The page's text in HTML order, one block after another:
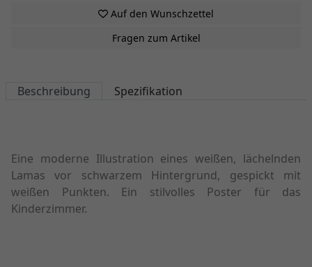
Auf den Wunschzettel
Fragen zum Artikel
Beschreibung Spezifikation
Eine moderne Illustration eines weißen, lächelnden
Lamas vor schwarzem Hintergrund, gespickt mit
weißen Punkten. Ein stilvolles Poster für das
Kinderzimmer.